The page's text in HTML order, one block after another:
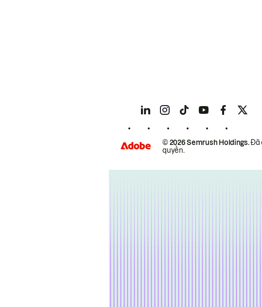
© 2026 Semrush Holdings.Đã
quyền.